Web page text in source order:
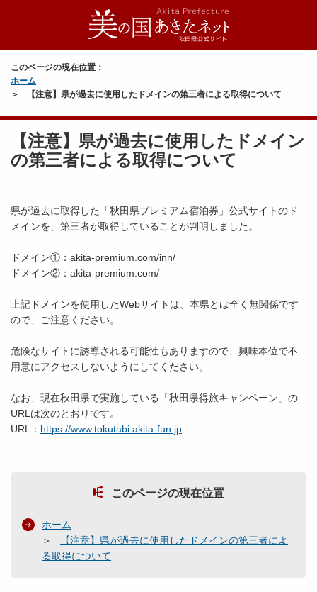
このページの現在位置：
ホーム
【注意】県が過去に使用したドメインの第三者による取得について
【注意】県が過去に使用したドメイン
の第三者による取得について
県が過去に取得した「秋田県プレミアム宿泊券」公式サイトのド
メインを、第三者が取得していることが判明しました。
ドメイン①：akita-premium.com/inn/
ドメイン②：akita-premium.com/
上記ドメインを使用したWebサイトは、本県とは全く無関係です
ので、ご注意ください。
危険なサイトに誘導される可能性もありますので、興味本位で不
用意にアクセスしないようにしてください。
なお、現在秋田県で実施している「秋田県得旅キャンペーン」の
URLは次のとおりです。
URL： https://www.tokutabi.akita-fun.jp
このページの現在位置
ホーム
【注意】県が過去に使用したドメインの第三者によ
る取得について